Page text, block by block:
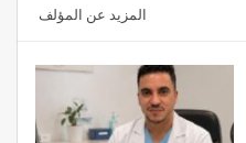
المزيد عن المؤلف